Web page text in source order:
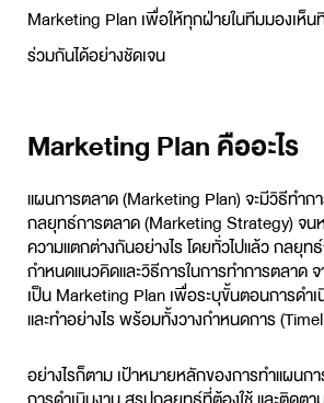
Marketing Plan เพื่อให้ทุกฝ่ายในทีมมองเห็น
ร่วมกันได้อย่างชัดเจน
Marketing Plan คืออะไร
แผนการตลาด (Marketing Plan) จะมีวิธีทำ
กลยุทธ์การตลาด (Marketing Strategy) จ
ความแตกต่างกันอย่างไร โดยทั่วไปแล้ว กลยุท
กำหนดแนวคิดและวิธีการในการทำการตลาด
เป็น Marketing Plan เพื่อระบุขั้นตอนการดำเ
และทำอย่างไร พร้อมทั้งวางกำหนดการ
อย่างไรก็ตาม เป้าหมายหลักของการทำแผนก